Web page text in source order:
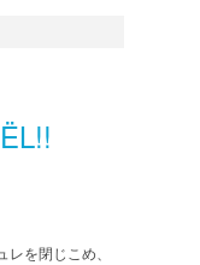
を閉じこめ、